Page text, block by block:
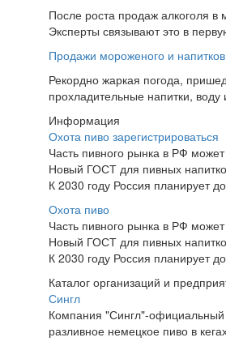
После роста продаж алкоголя
Эксперты связывают это в
Продажи мороженого и
Рекордно жаркая погода,
прохладительные напитки,
Информация
Охота пиво зарегистрироваться
Часть пивного рынка в РФ
Новый ГОСТ для пивных
К 2030 году Россия планирует
Охота пиво
Часть пивного рынка в РФ
Новый ГОСТ для пивных
К 2030 году Россия планирует
Каталог организаций и
Сингл
Компания "Сингл"-
разливное немецкое пиво в